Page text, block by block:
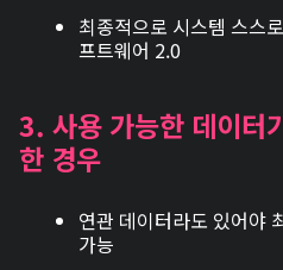
최종적으로 시스템 스스
프트웨어 2.0
3. 사용 가능한 데이터
한 경우
연관 데이터라도 있어야
가능